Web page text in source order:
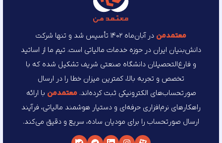
معتمد‌من
در آبان‌ماه ۱۴۰۲ تأسیس شد و تنها شرکت
دانش‌بنیان ایران در حوزه خدمات مالیاتی است. تیم ما از اساتید
و فارغ‌التحصیلان دانشگاه صنعتی شریف تشکیل شده که با
تخصص و تجربه بالا، کمترین میزان خطا را در ارسال
صورتحساب‌های الکترونیکی ثبت کرده‌اند.معتمد‌من با ارائه
راهکارهای نرم‌افزاری حرفه‌ای و دستیار هوشمند مالیاتی، فرآیند
ارسال صورتحساب را برای مودیان ساده، سریع و دقیق می‌کند.